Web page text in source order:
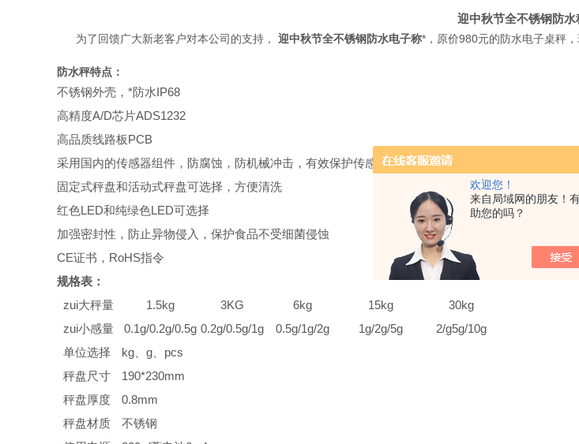
欢迎您！
来自局域网的朋友！
助您的吗？
迎中秋节全不锈钢防水
为了回馈广大新老客户对本公司的支持， 迎中秋节全不锈钢防水电子称*，原价980元的防水电子桌秤
防水秤特点：
不锈钢外壳，*防水IP68
高精度A/D芯片ADS1232
高品质线路板PCB
采用国内的传感器组件，防腐蚀，防机械冲击，有效保护传感器
固定式秤盘和活动式秤盘可选择，方便清洗
红色LED和纯绿色LED可选择
加强密封性，防止异物侵入，保护食品不受细菌侵蚀
CE证书，RoHS指令
规格表：
zui大秤量
1.5kg 3KG 6kg 15kg
30kg
zui小感量
0.1g/0.2g/0.5g 0.2g/0.5g/1g 0.5g/1g/2g 1g/2g/5g
2/g5g/10g
单位选择
kg、g、pcs
秤盘尺寸
190*230mm
秤盘厚度
0.8mm
秤盘材质
不锈钢